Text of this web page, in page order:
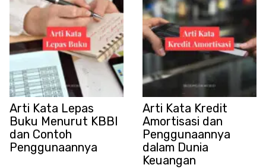
Arti Kata Lepas
Buku Menurut KBBI
dan Contoh
Penggunaannya
Arti Kata Kredit
Amortisasi dan
Penggunaannya
dalam Dunia
Keuangan